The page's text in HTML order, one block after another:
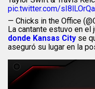
pic.twitter.com/
— Chicks in the Office
La cantante estuvo en el
donde Kansas City se
aseguró su lugar en la